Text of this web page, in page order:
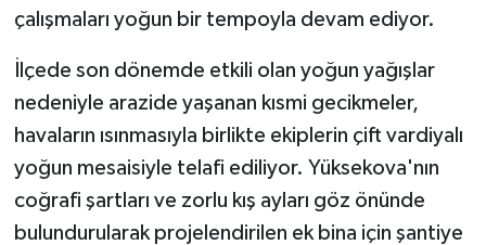
çalışmaları yoğun bir tempoyla devam ediyor.
İlçede son dönemde etkili olan yoğun yağışlar
nedeniyle arazide yaşanan kısmi gecikmeler,
havaların ısınmasıyla birlikte ekiplerin çift vardiyalı
yoğun mesaisiyle telafi ediliyor. Yüksekova'nın
coğrafi şartları ve zorlu kış ayları göz önünde
bulundurularak projelendirilen ek bina için şantiye
KÜLTÜR SANAT
MAGAZİN
Otomobil